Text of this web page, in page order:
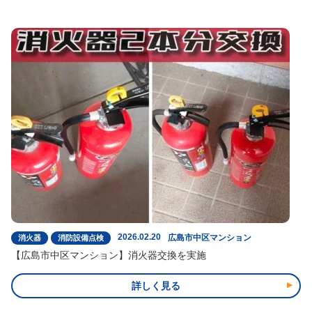
消火器 消防設備点検 2026.02.20 広島市中区マンション
【広島市中区マンション】消火器交換を実施
詳しく見る